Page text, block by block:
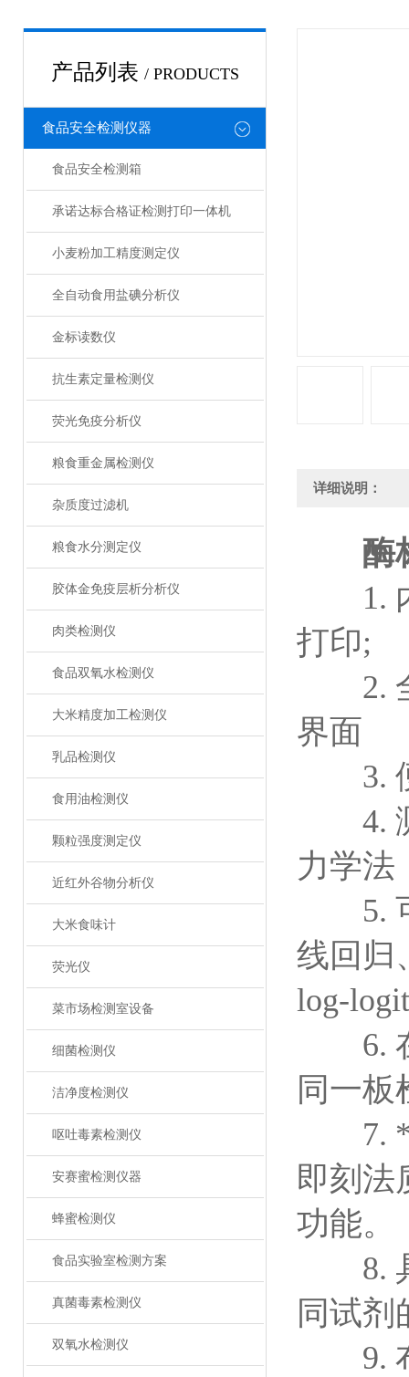
产品列表 / PRODUCTS
食品安全检测仪器
食品安全检测箱
承诺达标合格证检测打印一体机
小麦粉加工精度测定仪
全自动食用盐碘分析仪
金标读数仪
抗生素定量检测仪
荧光免疫分析仪
粮食重金属检测仪
杂质度过滤机
粮食水分测定仪
胶体金免疫层析分析仪
肉类检测仪
食品双氧水检测仪
大米精度加工检测仪
乳品检测仪
食用油检测仪
颗粒强度测定仪
近红外谷物分析仪
大米食味计
荧光仪
菜市场检测室设备
细菌检测仪
洁净度检测仪
呕吐毒素检测仪
安赛蜜检测仪器
蜂蜜检测仪
食品实验室检测方案
真菌毒素检测仪
双氧水检测仪
详细说明：
酶
1. 内
打印;
2. 全
界面
3. 便
4. 测
力学法
5. 可
线回归
log-
6. 在
同一板
7. *
即刻法
功能。
8. 具
同试剂
9. 布